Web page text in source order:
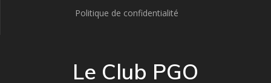
Politique de confidentialité
Le Club PGO